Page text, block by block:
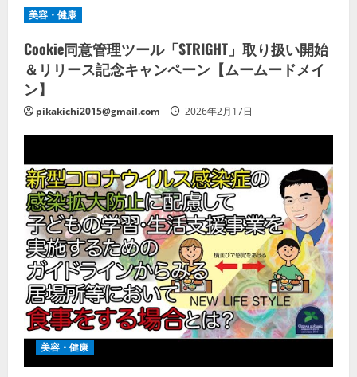
美容・健康
Cookie同意管理ツール「STRIGHT」取り扱い開始
＆リリース記念キャンペーン【ムームードメイ
ン】
pikakichi2015@gmail.com 2026年2月17日
美容・健康